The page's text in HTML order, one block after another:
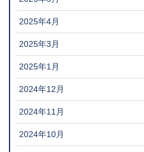
2025年4月
2025年3月
2025年1月
2024年12月
2024年11月
2024年10月